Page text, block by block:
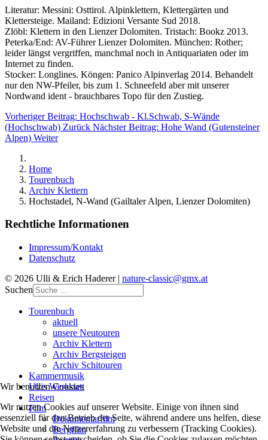
Literatur: Messini: Osttirol. Alpinklettern, Klettergärten und
Klettersteige. Mailand: Edizioni Versante Sud 2018.
Zlöbl: Klettern in den Lienzer Dolomiten. Tristach: Bookz 2013.
Peterka/End: AV-Führer Lienzer Dolomiten. München: Rother;
leider längst vergriffen, manchmal noch in Antiquariaten oder im
Internet zu finden.
Stocker: Longlines. Köngen: Panico Alpinverlag 2014. Behandelt
nur den NW-Pfeiler, bis zum 1. Schneefeld aber mit unserer
Nordwand ident - brauchbares Topo für den Zustieg.
Vorheriger Beitrag: Hochschwab - Kl.Schwab, S-Wände
(Hochschwab) Zurück Nächster Beitrag: Hohe Wand (Gutensteiner
Alpen) Weiter
Home
Tourenbuch
Archiv Klettern
Hochstadel, N-Wand (Gailtaler Alpen, Lienzer Dolomiten)
Rechtliche Informationen
Impressum/Kontakt
Datenschutz
© 2026 Ulli & Erich Haderer | nature-classic@gmx.at
Suchen
Tourenbuch
aktuell
unsere Neutouren
Archiv Klettern
Archiv Bergsteigen
Archiv Schitouren
Kammermusik
Ullis Werkstatt
Reisen
Film
Dokumentarfilm
Bergfilm
Wir benutzen Cookies
Wir nutzen Cookies auf unserer Website. Einige von ihnen sind
essenziell für den Betrieb der Seite, während andere uns helfen, diese
Website und die Nutzererfahrung zu verbessern (Tracking Cookies).